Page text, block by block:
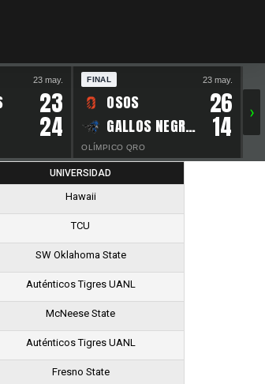
23 may.
23
24
FINAL 23 may.
OSOS 26
GALLOS NEGROS 14
OLÍMPICO QRO
›
UNIVERSIDAD
Hawaii
TCU
SW Oklahoma State
Auténticos Tigres UANL
McNeese State
Auténticos Tigres UANL
Fresno State